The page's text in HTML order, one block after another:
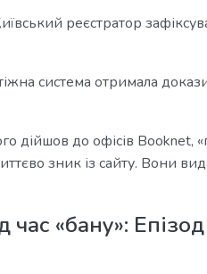
реєстратор
система отримала
дійшов до офісів Booknet,
зник із сайту. Вони
час «бану»: Епізод